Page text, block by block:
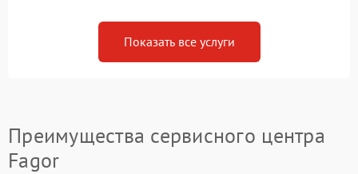
Показать все услуги
Преимущества сервисного центра
Fagor